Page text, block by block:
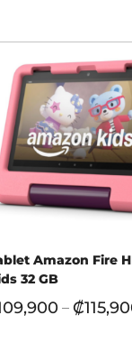
Amazon Fire
32 GB
–₡